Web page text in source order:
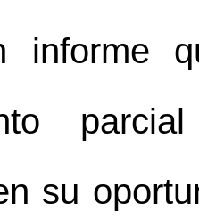
informe
su